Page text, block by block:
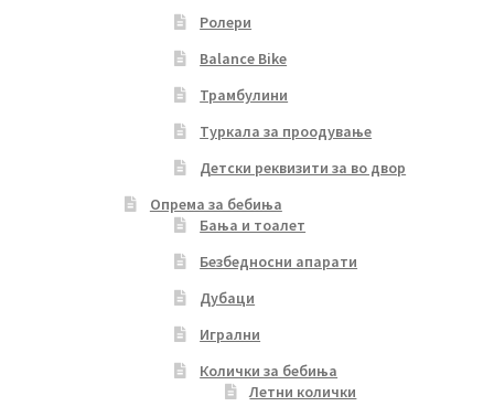
Ролери
Balance Bike
Трамбулини
Туркала за проодување
Детски реквизити за во двор
Опрема за бебиња
Бања и тоалет
Безбедносни апарати
Дубаци
Игрални
Колички за бебиња
Летни колички